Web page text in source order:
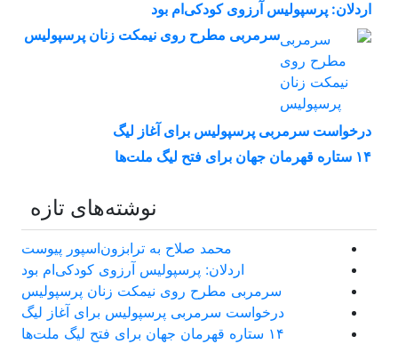
اردلان: پرسپولیس آرزوی کودکی‌ام بود
سرمربی مطرح روی نیمکت زنان پرسپولیس
درخواست سرمربی پرسپولیس برای آغاز لیگ
۱۴ ستاره قهرمان جهان برای فتح لیگ ملت‌ها
نوشته‌های تازه
محمد صلاح به ترابزون‌اسپور پیوست
اردلان: پرسپولیس آرزوی کودکی‌ام بود
سرمربی مطرح روی نیمکت زنان پرسپولیس
درخواست سرمربی پرسپولیس برای آغاز لیگ
۱۴ ستاره قهرمان جهان برای فتح لیگ ملت‌ها